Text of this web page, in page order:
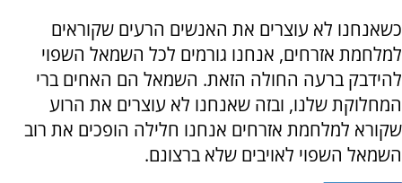
כשאנחנו לא עוצרים את האנשים הרעים שקוראים
למלחמת אזרחים, אנחנו גורמים לכל השמאל השפוי
להידבק ברעה החולה הזאת. השמאל הם האחים ברי
המחלוקת שלנו, ובזה שאנחנו לא עוצרים את הרוע
שקורא למלחמת אזרחים אנחנו חלילה הופכים את רוב
השמאל השפוי לאויבים שלא ברצונם.